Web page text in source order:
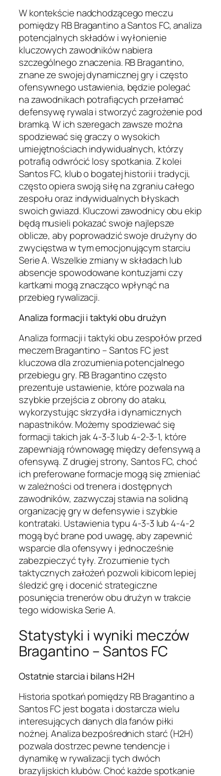
W kontekście nadchodzącego meczu
pomiędzy RB Bragantino a Santos FC, analiza
potencjalnych składów i wyłonienie
kluczowych zawodników nabiera
szczególnego znaczenia. RB Bragantino,
znane ze swojej dynamicznej gry i często
ofensywnego ustawienia, będzie polegać
na zawodnikach potrafiących przełamać
defensywę rywala i stworzyć zagrożenie pod
bramką. W ich szeregach zawsze można
spodziewać się graczy o wysokich
umiejętnościach indywidualnych, którzy
potrafią odwrócić losy spotkania. Z kolei
Santos FC, klub o bogatej historii i tradycji,
często opiera swoją siłę na zgraniu całego
zespołu oraz indywidualnych błyskach
swoich gwiazd. Kluczowi zawodnicy obu ekip
będą musieli pokazać swoje najlepsze
oblicze, aby poprowadzić swoje drużyny do
zwycięstwa w tym emocjonującym starciu
Serie A. Wszelkie zmiany w składach lub
absencje spowodowane kontuzjami czy
kartkami mogą znacząco wpłynąć na
przebieg rywalizacji.
Analiza formacji i taktyki obu drużyn
Analiza formacji i taktyki obu zespołów przed
meczem Bragantino – Santos FC jest
kluczowa dla zrozumienia potencjalnego
przebiegu gry. RB Bragantino często
prezentuje ustawienie, które pozwala na
szybkie przejścia z obrony do ataku,
wykorzystując skrzydła i dynamicznych
napastników. Możemy spodziewać się
formacji takich jak 4-3-3 lub 4-2-3-1, które
zapewniają równowagę między defensywą a
ofensywą. Z drugiej strony, Santos FC, choć
ich preferowane formacje mogą się zmieniać
w zależności od trenera i dostępnych
zawodników, zazwyczaj stawia na solidną
organizację gry w defensywie i szybkie
kontrataki. Ustawienia typu 4-3-3 lub 4-4-2
mogą być brane pod uwagę, aby zapewnić
wsparcie dla ofensywy i jednocześnie
zabezpieczyć tyły. Zrozumienie tych
taktycznych założeń pozwoli kibicom lepiej
śledzić grę i docenić strategiczne
posunięcia trenerów obu drużyn w trakcie
tego widowiska Serie A.
Statystyki i wyniki meczów
Bragantino – Santos FC
Ostatnie starcia i bilans H2H
Historia spotkań pomiędzy RB Bragantino a
Santos FC jest bogata i dostarcza wielu
interesujących danych dla fanów piłki
nożnej. Analiza bezpośrednich starć (H2H)
pozwala dostrzec pewne tendencje i
dynamikę w rywalizacji tych dwóch
brazylijskich klubów. Choć każde spotkanie